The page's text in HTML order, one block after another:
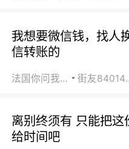
我想要微信钱，找人
信转账的
法国你问我答 街
离别终须有 只能把
给时间吧